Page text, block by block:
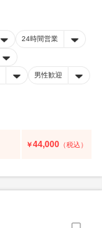
24時間営業
男性歓迎
￥44,000 （税込）